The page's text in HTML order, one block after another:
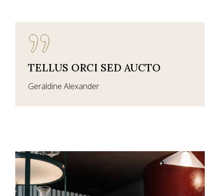
TELLUS ORCI SED AUCTO
Geraldine Alexander